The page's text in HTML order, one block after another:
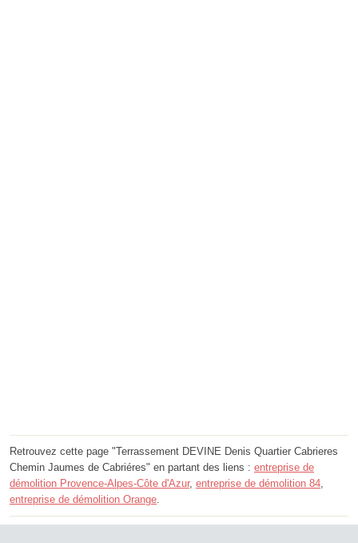
Retrouvez cette page "Terrassement DEVINE Denis Quartier Cabrieres
Chemin Jaumes de Cabriéres" en partant des liens : entreprise de
démolition Provence-Alpes-Côte d'Azur, entreprise de démolition 84
entreprise de démolition Orange